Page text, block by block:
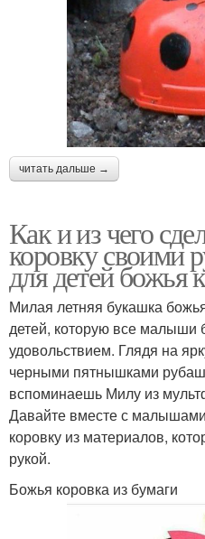
читать дальше →
Как и из чего
коровку своими
для детей божья
Милая летняя букашка
детей, которую все малыши
удовольствием. Глядя на
черными пятнышками
вспоминаешь Милу из
Давайте вместе с
коровку из материалов,
рукой.
Божья коровка из бумаги